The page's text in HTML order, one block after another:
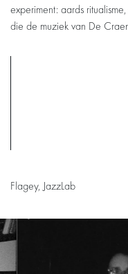
experiment: aards
die de muziek van De
Flagey, JazzLab
Overslaan